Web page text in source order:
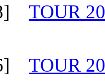
TOUR
TOUR